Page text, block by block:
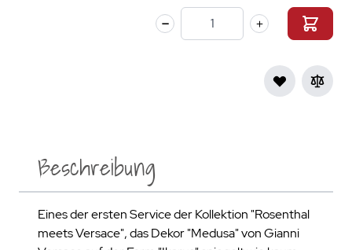
Menge
Beschreibung
Eines der ersten Service der Kollektion "Rosenthal
meets Versace", das Dekor "Medusa" von Gianni